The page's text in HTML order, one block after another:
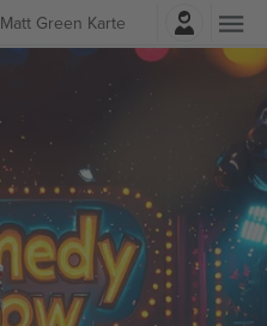
Matt Green Karte
Najavite se